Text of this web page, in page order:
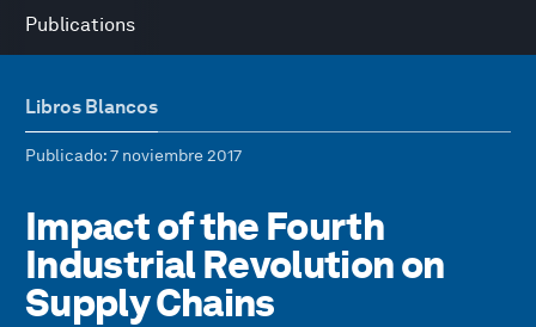
Publications
Libros Blancos
Publicado: 7 noviembre 2017
Impact of the Fourth
Industrial Revolution on
Supply Chains